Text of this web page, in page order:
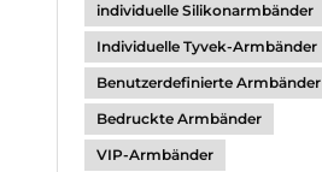
individuelle Silikonarmbänder
Individuelle Tyvek-Armbänder
Benutzerdefinierte Armbänder
Bedruckte Armbänder
VIP-Armbänder